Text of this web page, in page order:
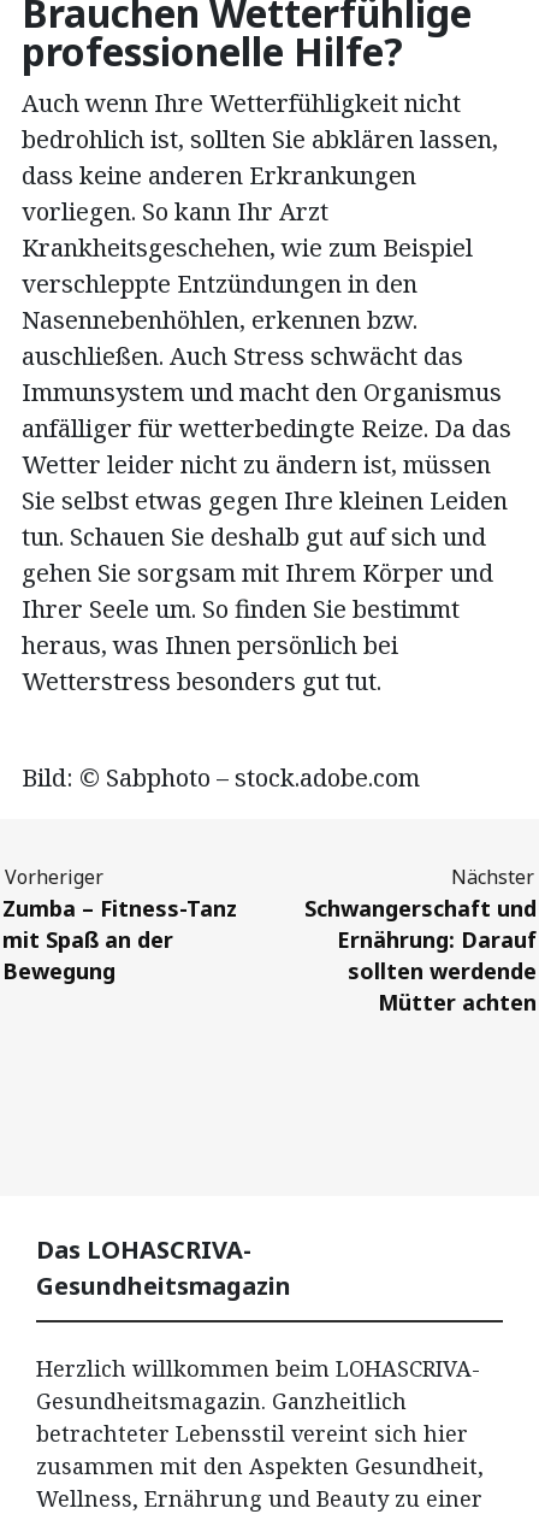
Brauchen Wetterfühlige
professionelle Hilfe?
Auch wenn Ihre Wetterfühligkeit nicht
bedrohlich ist, sollten Sie abklären lassen,
dass keine anderen Erkrankungen
vorliegen. So kann Ihr Arzt
Krankheitsgeschehen, wie zum Beispiel
verschleppte Entzündungen in den
Nasennebenhöhlen, erkennen bzw.
auschließen. Auch Stress schwächt das
Immunsystem und macht den Organismus
anfälliger für wetterbedingte Reize. Da das
Wetter leider nicht zu ändern ist, müssen
Sie selbst etwas gegen Ihre kleinen Leiden
tun. Schauen Sie deshalb gut auf sich und
gehen Sie sorgsam mit Ihrem Körper und
Ihrer Seele um. So finden Sie bestimmt
heraus, was Ihnen persönlich bei
Wetterstress besonders gut tut.
Bild: © Sabphoto – stock.adobe.com
Previous
Zumba – Fitness-Tanz
mit Spaß an der
Bewegung
Next
Schwangerschaft und
Ernährung: Darauf
sollten werdende
Mütter achten
Das LOHASCRIVA-
Gesundheitsmagazin
Herzlich willkommen beim LOHASCRIVA-
Gesundheitsmagazin. Ganzheitlich
betrachteter Lebensstil vereint sich hier
zusammen mit den Aspekten Gesundheit,
Wellness, Ernährung und Beauty zu einer